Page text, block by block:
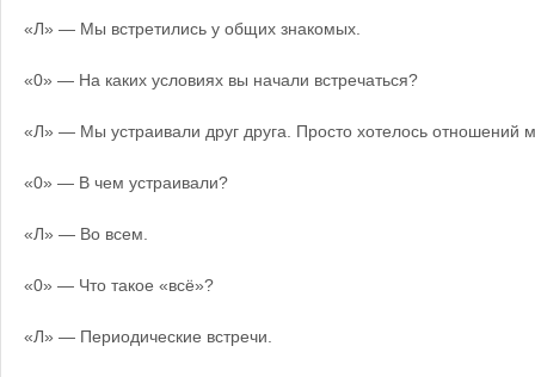
«Л» — Мы встретились у общих знакомых.
«0» — На каких условиях вы начали встречаться?
«Л» — Мы устраивали друг друга. Просто хотелось
«0» — В чем устраивали?
«Л» — Во всем.
«0» — Что такое «всё»?
«Л» — Периодические встречи.